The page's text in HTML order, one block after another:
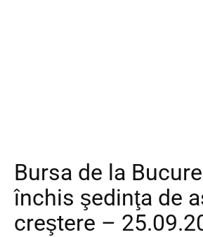
Bursa de la
închis şedinţa de
creştere –